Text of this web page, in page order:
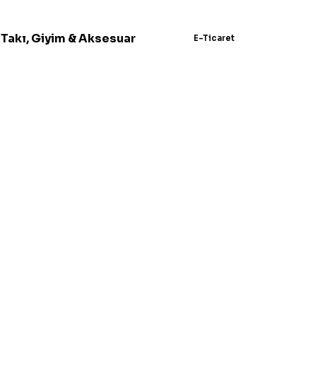
Takı, Giyim & Aksesuar E-Ticaret